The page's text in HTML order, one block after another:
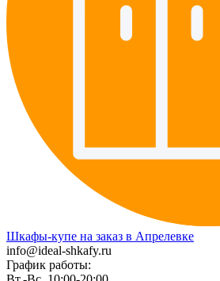
Шкафы-купе на заказ в Апрелевке
info@ideal-shkafy.ru
График работы: